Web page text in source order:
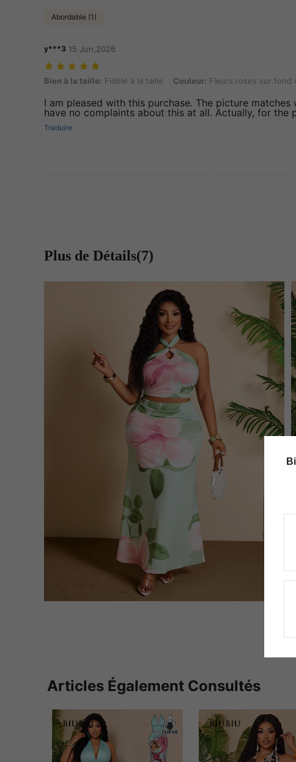
Abordable (1)
y***3 15 Jun,2026
Bien à la taille: Fidèle à la taille, Couleur: Fleurs roses sur fond vert, Taille:
Bien à la taille: Fidèle à la taille Couleur: Fleurs roses sur fond
I am pleased with this purchase. The picture matches
have no complaints about this at all. Actually, for the
Traduire
Plus de Détails(7)
Articles Également Consultés